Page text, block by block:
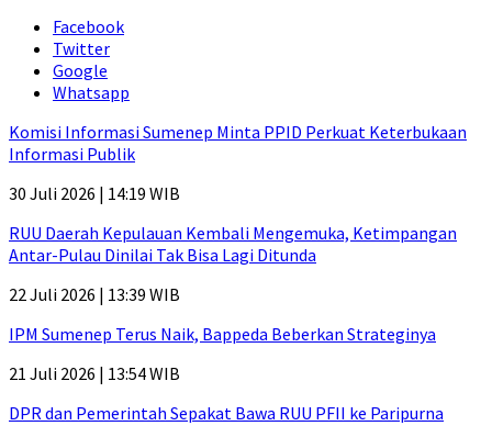
Facebook
Twitter
Google
Whatsapp
Komisi Informasi Sumenep Minta PPID Perkuat Keterbukaan
Informasi Publik
30 Juli 2026 | 14:19 WIB
RUU Daerah Kepulauan Kembali Mengemuka, Ketimpangan
Antar-Pulau Dinilai Tak Bisa Lagi Ditunda
22 Juli 2026 | 13:39 WIB
IPM Sumenep Terus Naik, Bappeda Beberkan Strateginya
21 Juli 2026 | 13:54 WIB
DPR dan Pemerintah Sepakat Bawa RUU PFII ke Paripurna